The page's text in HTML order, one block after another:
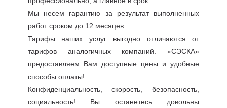
Мы несем гарантию за результат выполненных
работ сроком до 12 месяцев.
Тарифы наших услуг выгодно отличаются от
тарифов аналогичных компаний. «СЭСКА»
предоставляем Вам доступные цены и удобные
способы оплаты!
Конфиденциальность, скорость, безопасность,
социальность! Вы останетесь довольны